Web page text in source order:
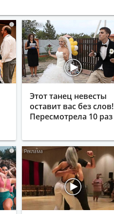
i
Этот танец невесты
оставит вас без слов!
Пересмотрела 10 раз
i